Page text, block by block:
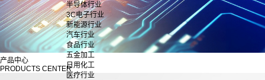
半导体行业
3C电子行业
新能源行业
汽车行业
食品行业
五金加工
日用化工
医疗行业
产品中心
PRODUCTS CENTER